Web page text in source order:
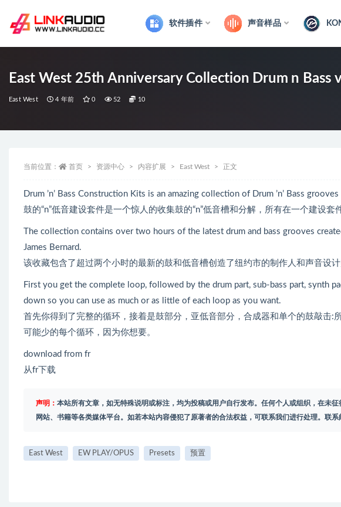
软件插件 声音样品
East West 25th Anniversary Collection Drum n Bass
East West 4 年前 0 52 10
当前位置： 首页 资源中心 内容扩展 East West 正文
Drum ’n’ Bass Construction Kits is an amazing collection of Drum ’n’ Bass
鼓的“n”低音建设套件是一个惊人的收集鼓的“n”低音槽和分解，所有在一个建设套
The collection contains over two hours of the latest drum and bass grooves
James Bernard.
该收藏包含了超过两个小时的最新的鼓和低音槽创造了纽约市的制作人和声音设计
First you get the complete loop, followed by the drum part, sub-bass part, synth
down so you can use as much or as little of each loop as you want.
首先你得到了完整的循环，接着是鼓部分，亚低音部分，合成器和单个的鼓敲击:
可能少的每个循环，因为你想要。
download from fr
从fr下载
声明： 本站所有文章，如无特殊说明或标注，均为投稿或用户自行发布。任何个人或组织，在未
网站、书籍等各类媒体平台。如若本站内容侵犯了原著者的合法权益，可联系我们进行处理。联系
East West EW PLAY/OPUS Presets 预置
全部